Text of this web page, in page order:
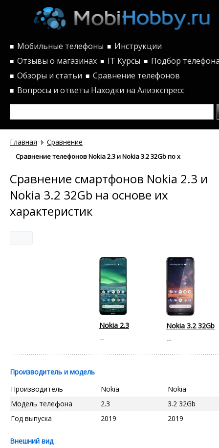
■ Мобильные телефоны ■ Инструкции
■ Отзывы о магазинах ■ IT Курсы ■ Подбор
■ Обзоры и статьи ■ Сравнение телефонов
■ Вопросы и ответы Находки на Алиэкспресс
Главная Сравнение
Сравнение телефонов Nokia 2.3 и Nokia 3.2 32Gb по
Сравнение смартфонов Nokia 2.3 и
Nokia 3.2 32Gb на основе их
характеристик
Nokia 2.3
--
Nokia 3.2 32Gb
--
Производитель и модель
Производитель
Nokia
Nokia
Модель телефона
2.3
3.2 32Gb
Год выпуска
2019 2019
Внешний вид